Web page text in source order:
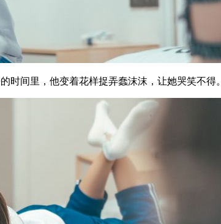
时间里，他变着花样捉弄蠢沫沫，让她哭笑不得